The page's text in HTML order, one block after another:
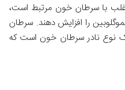
با سرطان خون مرتبط است،
را افزایش دهند. سرطان
نوع نادر سرطان خون است که